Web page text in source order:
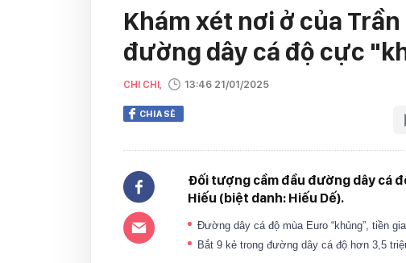
Khám xét nơi ở của
đường dây cá độ cực
CHI CHI, 13:46 21/01/2025
CHIA SẺ
Đối tượng cầm đầu đường dây cá
Hiếu (biệt danh: Hiếu Dế).
Đường dây cá độ mùa Euro “khủng”, tiền
Bắt 9 kẻ trong đường dây cá độ hơn 3,5